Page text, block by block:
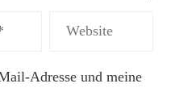
Adresse und meine